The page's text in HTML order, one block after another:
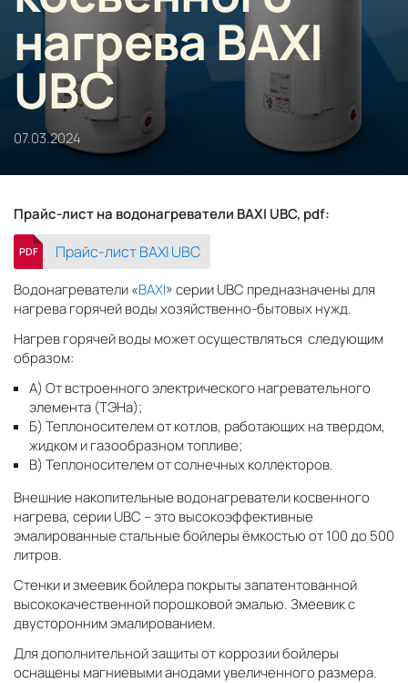
нагрева BAXI
UBC
07.03.2024
Прайс-лист на водонагреватели BAXI UBC, pdf:
PDF Прайс-лист BAXI UBC
Водонагреватели «BAXI» серии UBC предназначены для
нагрева горячей воды хозяйственно-бытовых нужд.
Нагрев горячей воды может осуществляться следующим
образом:
А) От встроенного электрического нагревательного
элемента (ТЭНа);
Б) Теплоносителем от котлов, работающих на твердом,
жидком и газообразном топливе;
В) Теплоносителем от солнечных коллекторов.
Внешние накопительные водонагреватели косвенного
нагрева, серии UBС – это высокоэффективные
эмалированные стальные бойлеры ёмкостью от 100 до 500
литров.
Стенки и змеевик бойлера покрыты запатентованной
высококачественной порошковой эмалью. Змеевик с
двусторонним эмалированием.
Для дополнительной защиты от коррозии бойлеры
оснащены магниевыми анодами увеличенного размера.